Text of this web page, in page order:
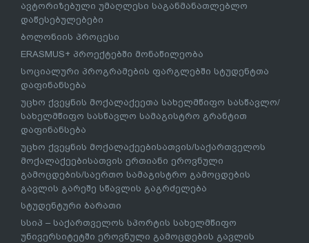
ავტორიზებული უმაღლესი საგანმანათლებლო
დაწესებულებები
ბოლონიის პროცესი
ERASMUS+ პროექტებში მონაწილეობა
სოციალური პროგრამების ფარგლებში სტუდენტთა
დაფინანსება
უცხო ქვეყნის მოქალაქეეთა სახელმწიფო სასწავლო/
სახელმწიფო სასწავლო სამაგისტრო გრანტით
დაფინანსება
უცხო ქვეყნის მოქალაქეებისათვის/საქართველოს
მოქალაქეებისათვის ერთიანი ეროვნული
გამოცდების/საერთო სამაგისტრო გამოცდების
გავლის გარეშე სწავლის გაგრძელება
სტუდენტური ბარათი
სსიპ – საქართველოს სპორტის სახელმწიფო
უნივერსიტეტში ეროვნული გამოცდების გავლის